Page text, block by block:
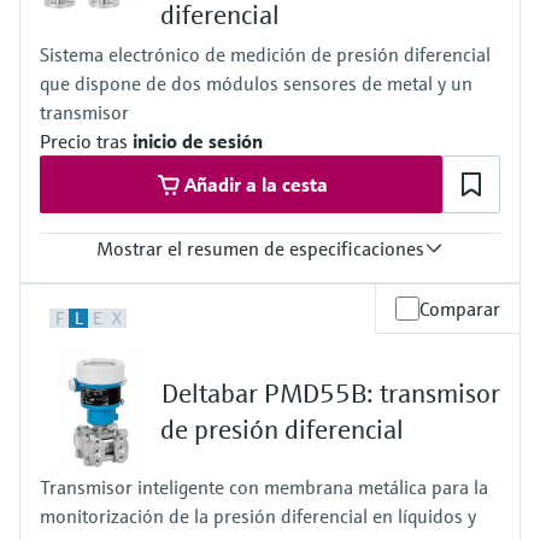
Presión de proceso absoluta / límite de sobrepresión máx.
Rango de medición del proceso
100 mbar...40 bar
(1.5 psi...600 psi)
Material de la membrana de proceso
Cerámica
100 mbar...40 bar
(1.5 psi...600 psi)
diferencial
Sistema electrónico de medición de presión diferencial
que dispone de dos módulos sensores de metal y un
transmisor
Precio tras inicio de sesión
Añadir a la cesta
Mostrar el resumen de especificaciones
0,075 % del sensor individual,
Temperatura del proceso
–40...+125°C
(–40 ... +257°F)
Presión de proceso absoluta / límite de sobrepresión máx.
160 bar (2400 psi)
Rango de medición del proceso
400 mbar...10 bar
F L E X Comparar
Deltabar PMD55B: transmisor
de presión diferencial
Transmisor inteligente con membrana metálica para la
monitorización de la presión diferencial en líquidos y